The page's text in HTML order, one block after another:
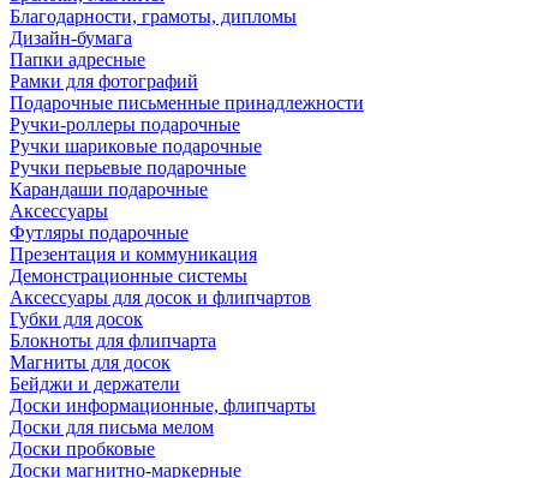
Благодарности, грамоты, дипломы
Дизайн-бумага
Папки адресные
Рамки для фотографий
Подарочные письменные принадлежности
Ручки-роллеры подарочные
Ручки шариковые подарочные
Ручки перьевые подарочные
Карандаши подарочные
Аксессуары
Футляры подарочные
Презентация и коммуникация
Демонстрационные системы
Аксессуары для досок и флипчартов
Губки для досок
Блокноты для флипчарта
Магниты для досок
Бейджи и держатели
Доски информационные, флипчарты
Доски для письма мелом
Доски пробковые
Доски магнитно-маркерные